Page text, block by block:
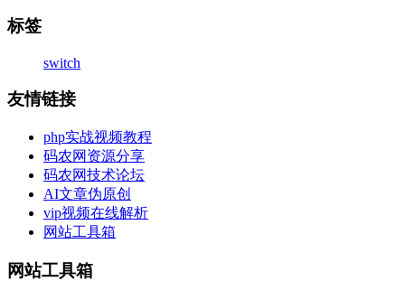
标签
switch
友情链接
php实战视频教程
码农网资源分享
码农网技术论坛
AI文章伪原创
vip视频在线解析
网站工具箱
网站工具箱